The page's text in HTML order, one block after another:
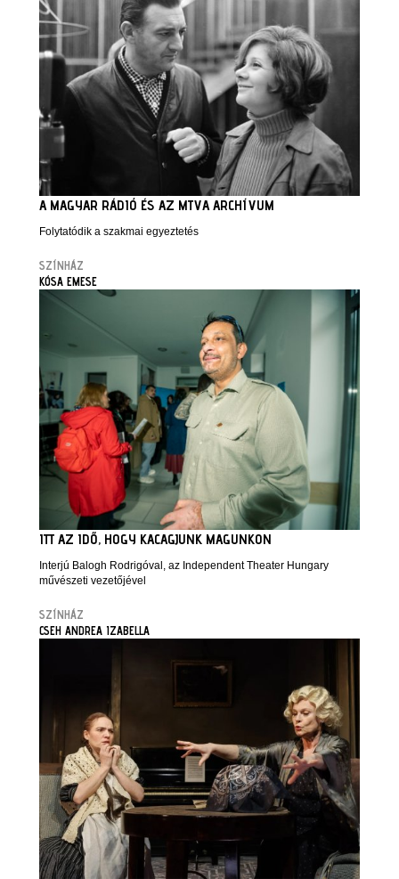
A MAGYAR RÁDIÓ ÉS AZ MTVA ARCHÍVUM
Folytatódik a szakmai egyeztetés
SZÍNHÁZ
KÓSA EMESE
ITT AZ IDŐ, HOGY KACAGJUNK MAGUNKON
Interjú Balogh Rodrigóval, az Independent Theater Hungary
művészeti vezetőjével
SZÍNHÁZ
CSEH ANDREA IZABELLA